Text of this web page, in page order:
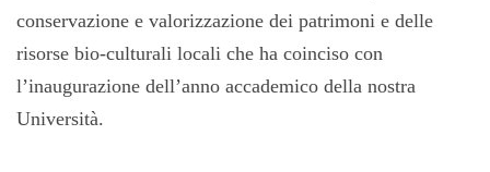
conservazione e valorizzazione dei patrimoni e delle
risorse bio-culturali locali che ha coinciso con
l’inaugurazione dell’anno accademico della nostra
Università.